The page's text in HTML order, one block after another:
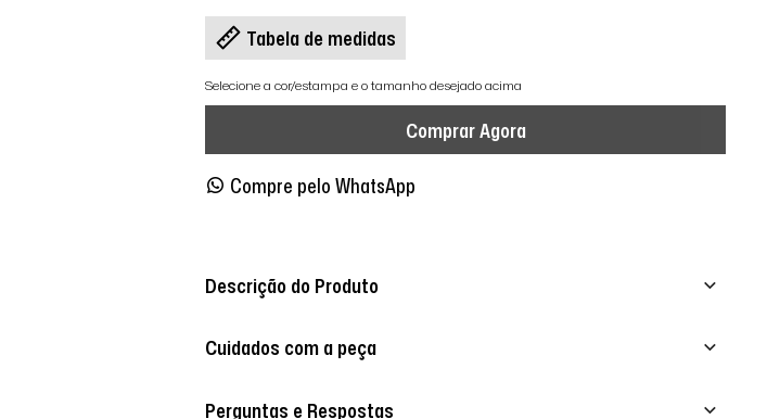
Tabela de medidas
Selecione a cor/estampa e o tamanho desejado acima
Comprar Agora
Compre pelo WhatsApp
Descrição do Produto
Cuidados com a peça
Perguntas e Respostas